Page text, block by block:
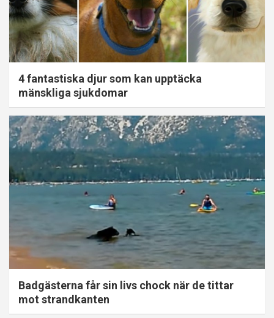
4 fantastiska djur som kan upptäcka
mänskliga sjukdomar
Badgästerna får sin livs chock när de tittar
mot strandkanten